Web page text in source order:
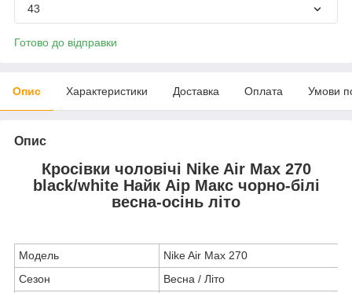
43
Готово до відправки
Опис Характеристики Доставка Оплата Умови
Опис
Кросівки чоловічі Nike Air Max 270
black/white Найк Аір Макс чорно-білі
весна-осінь літо
Модель
Nike Air Max 270
Сезон
Весна / Літо